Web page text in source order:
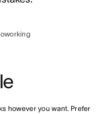
however you want. Prefer